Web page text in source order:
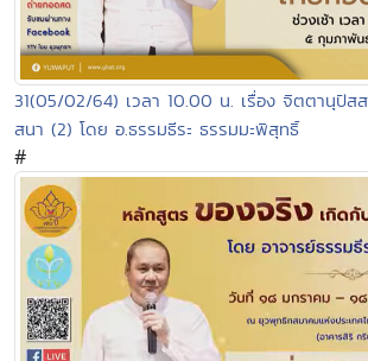
31(05/02/64) เวลา 10.00 น. เรื่อง จิตตานุปัส
สนา (2) โดย อ.ธรรมธีระ ธรรมมะพิสุทธิ์
#